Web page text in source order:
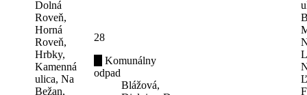
Dolná
Roveň,
Horná
Roveň,
Hrbky,
Kamenná
ulica, Na
Bežan,
28
Komunálny
odpad
Blážová,